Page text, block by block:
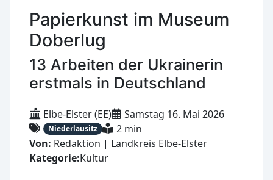
Papierkunst im Museum
Doberlug
13 Arbeiten der Ukrainerin
erstmals in Deutschland
Elbe-Elster (EE) Samstag 16. Mai 2026
Niederlausitz
2 min
Von: Redaktion | Landkreis Elbe-Elster
Kategorie:Kultur